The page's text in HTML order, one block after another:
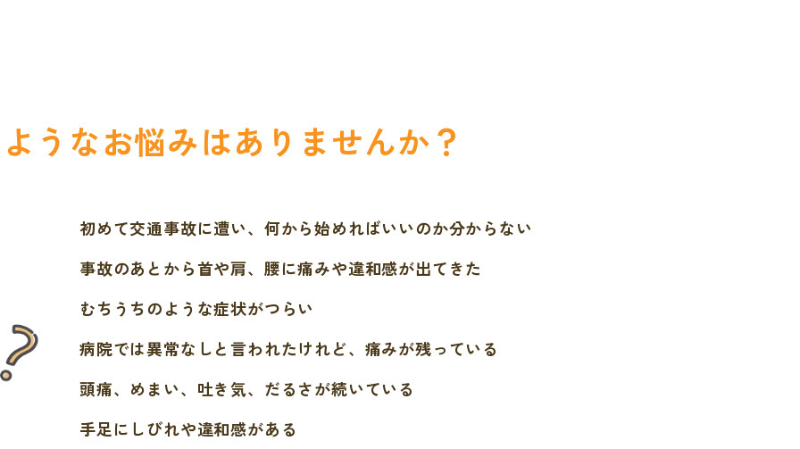
うなお悩みはありませんか？
初めて交通事故に遭い、何から始めればいいのか分からない
事故のあとから首や肩、腰に痛みや違和感が出てきた
むちうちのような症状がつらい
病院では異常なしと言われたけれど、痛みが残っている
頭痛、めまい、吐き気、だるさが続いている
手足にしびれや違和感がある